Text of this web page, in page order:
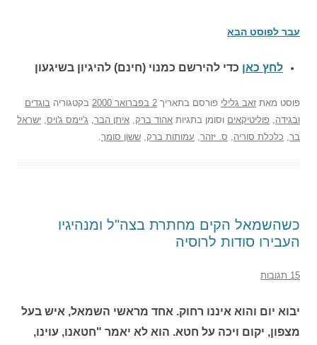
עבר לפוסט הבא
לחץ כאן כדי להירשם כמנוי (חינם) להיגיון בשיגעון
פוסט מאת זאב גלילי פורסם בתאריך 2 בפברואר 2000 בקטגוריה בוגדים
ובגידה פוליטיקאים וסומן בתגיות אהוד ברק איתן הבר ג'יימס ג'ויס ישראל
בר כלכלת סוריה ס. יזהר עמותות ברק ששון סומך
כשהשמאל הקים מחתרת בצה"ל ומנהיגיו
העבירו סודות לרוסיה
15 תגובות
יבוא יום והוא איננו רחוק. אחד מראשי השמאל, איש בעל
מצפון, יקום ויכה על חטא. הוא לא יאמר "חטאנו, עוינו,